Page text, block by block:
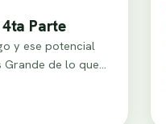
Parte
y ese potencial
Grande de lo que…